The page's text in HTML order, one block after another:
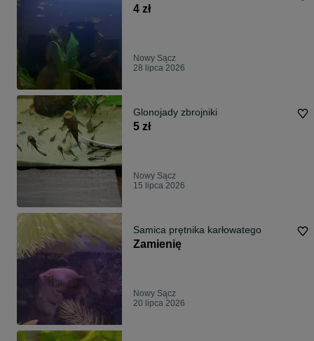
4 zł
Nowy Sącz
28 lipca 2026
Glonojady zbrojniki
5 zł
Nowy Sącz
15 lipca 2026
Samica prętnika karłowatego
Zamienię
Nowy Sącz
20 lipca 2026